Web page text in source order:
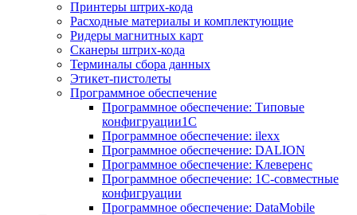
Принтеры штрих-кода
Расходные материалы и комплектующие
Ридеры магнитных карт
Сканеры штрих-кода
Терминалы сбора данных
Этикет-пистолеты
Программное обеспечение
Программное обеспечение: Типовые
конфигруации1С
Программное обеспечение: ilexx
Программное обеспечение: DALION
Программное обеспечение: Клеверенс
Программное обеспечение: 1С-совместные
конфигруации
Программное обеспечение: DataMobile